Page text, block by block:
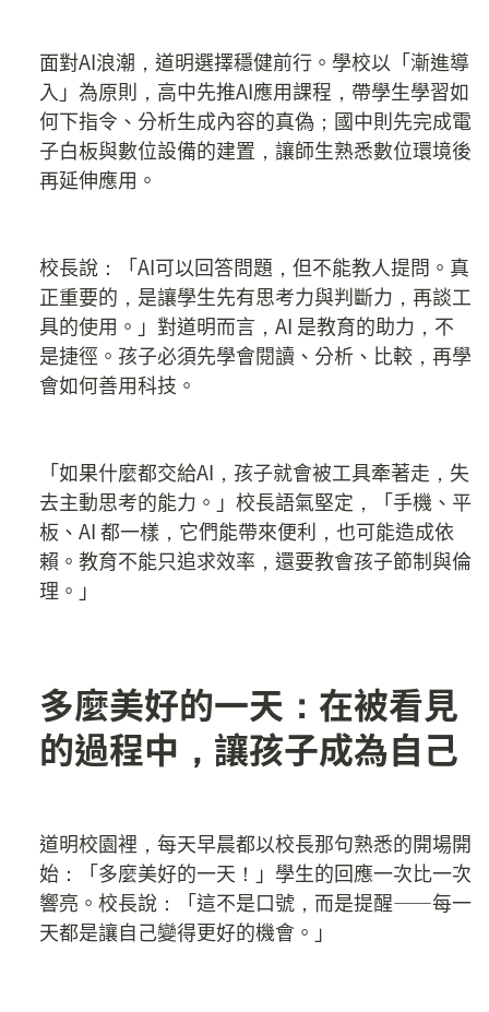
面對AI浪潮，道明選擇穩健前行。學校以「漸進導
入」為原則，高中先推AI應用課程，帶學生學習如
何下指令、分析生成內容的真偽；國中則先完成電
子白板與數位設備的建置，讓師生熟悉數位環境後
再延伸應用。
校長說：「AI可以回答問題，但不能教人提問。真
正重要的，是讓學生先有思考力與判斷力，再談工
具的使用。」對道明而言，AI 是教育的助力，不
是捷徑。孩子必須先學會閱讀、分析、比較，再學
會如何善用科技。
「如果什麼都交給AI，孩子就會被工具牽著走，失
去主動思考的能力。」校長語氣堅定，「手機、平
板、AI 都一樣，它們能帶來便利，也可能造成依
賴。教育不能只追求效率，還要教會孩子節制與倫
理。」
多麼美好的一天：在被看見
的過程中，讓孩子成為自己
道明校園裡，每天早晨都以校長那句熟悉的開場開
始：「多麼美好的一天！」學生的回應一次比一次
響亮。校長說：「這不是口號，而是提醒——每一
天都是讓自己變得更好的機會。」